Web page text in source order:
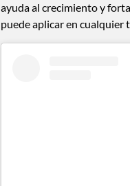
ayuda al crecimiento y
puede aplicar en cualquier